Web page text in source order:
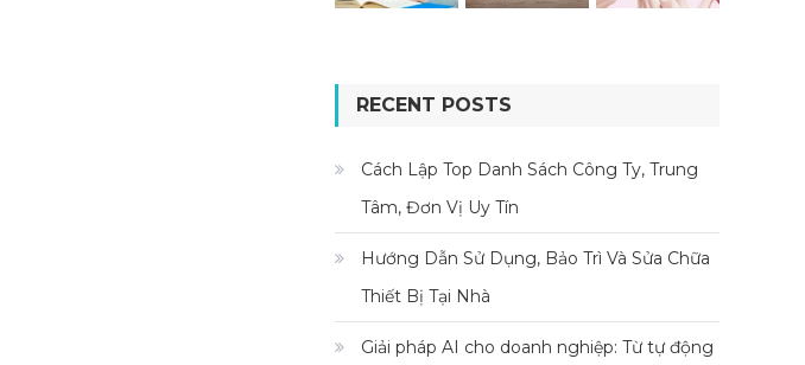
RECENT POSTS
Cách Lập Top Danh Sách Công Ty, Trung
Tâm, Đơn Vị Uy Tín
Hướng Dẫn Sử Dụng, Bảo Trì Và Sửa Chữa
Thiết Bị Tại Nhà
Giải pháp AI cho doanh nghiệp: Từ tự động